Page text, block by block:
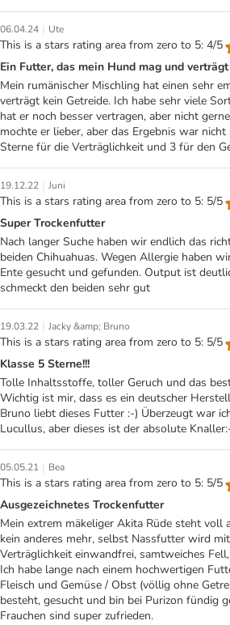
06.04.24 | Ute
This is a stars rating area from zero to 5: 4/5
Ein Futter, das mein Hund mag und verträgt
Mein rumänischer Mischling hat einen sehr
verträgt kein Getreide. Ich habe sehr viele
hat er noch besser vertragen, aber nicht
mochte er lieber, aber das Ergebnis war
Sterne für die Verträglichkeit und 3 für den
19.12.22 | Juni
This is a stars rating area from zero to 5: 5/5
Super Trockenfutter
Nach langer Suche haben wir endlich das
beiden Chihuahuas. Wegen Allergie haben
Ente gesucht und gefunden. Output ist
schmeckt den beiden sehr gut
19.03.22 | Jacky &amp; Bruno
This is a stars rating area from zero to 5: 5/5
Klasse 5 Sterne!!!
Tolle Inhaltsstoffe, toller Geruch und das
Wichtig ist mir, dass es ein deutscher
Bruno liebt dieses Futter :-) Überzeugt war
Lucullus, aber dieses ist der absolute
05.05.21 | Bea
This is a stars rating area from zero to 5: 5/5
Ausgezeichnetes Trockenfutter
Mein extrem mäkeliger Akita Rüde steht voll
kein anderes mehr, selbst Nassfutter wird
Verträglichkeit einwandfrei, samtweiches
Ich habe lange nach einem hochwertigen
Fleisch und Gemüse / Obst (völlig ohne
besteht, gesucht und bin bei Purizon fündig
Frauchen sind super zufrieden.